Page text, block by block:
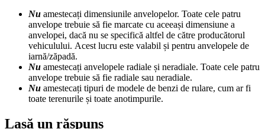
Nu amestecați dimensiunile anvelopelor. Toate cele patru
anvelope trebuie să fie marcate cu aceeași dimensiune a
anvelopei, dacă nu se specifică altfel de către producătorul
vehiculului. Acest lucru este valabil și pentru anvelopele de
iarnă/zăpadă.
Nu amestecați anvelopele radiale și neradiale. Toate cele patru
anvelope trebuie să fie radiale sau neradiale.
Nu amestecați tipuri de modele de benzi de rulare, cum ar fi
toate terenurile și toate anotimpurile.
Lasă un răspuns